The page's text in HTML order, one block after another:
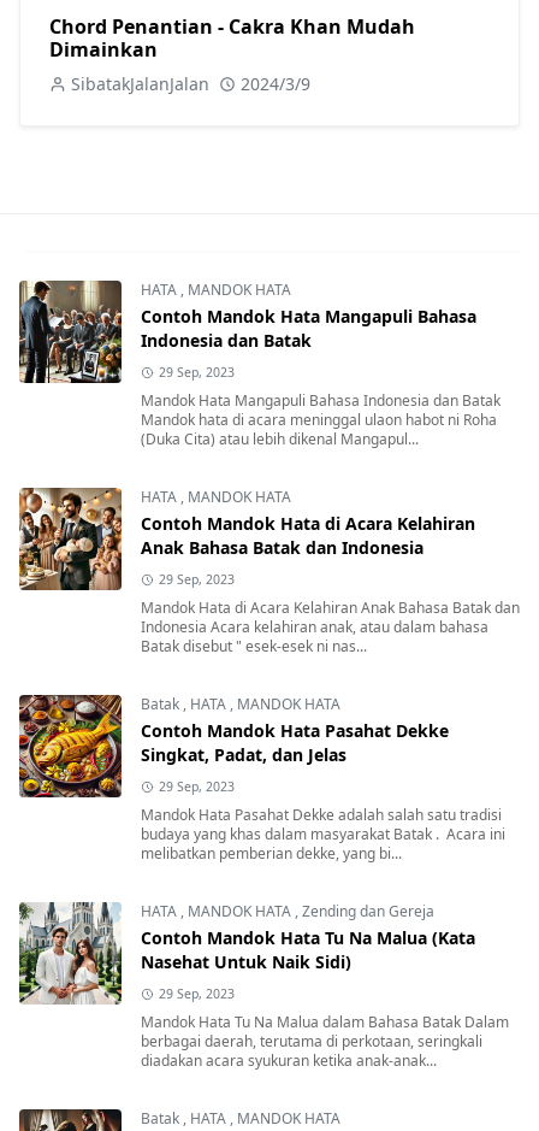
Chord Penantian - Cakra Khan Mudah
Dimainkan
SibatakJalanJalan 2024/3/9
HATA , MANDOK HATA
Contoh Mandok Hata Mangapuli Bahasa
Indonesia dan Batak
29 Sep, 2023
Mandok Hata Mangapuli Bahasa Indonesia dan Batak
Mandok hata di acara meninggal ulaon habot ni Roha
(Duka Cita) atau lebih dikenal Mangapul...
HATA , MANDOK HATA
Contoh Mandok Hata di Acara Kelahiran
Anak Bahasa Batak dan Indonesia
29 Sep, 2023
Mandok Hata di Acara Kelahiran Anak Bahasa Batak dan
Indonesia Acara kelahiran anak, atau dalam bahasa
Batak disebut " esek-esek ni nas...
Batak , HATA , MANDOK HATA
Contoh Mandok Hata Pasahat Dekke
Singkat, Padat, dan Jelas
29 Sep, 2023
Mandok Hata Pasahat Dekke adalah salah satu tradisi
budaya yang khas dalam masyarakat Batak . Acara ini
melibatkan pemberian dekke, yang bi...
HATA , MANDOK HATA ,Zending dan Gereja
Contoh Mandok Hata Tu Na Malua (Kata
Nasehat Untuk Naik Sidi)
29 Sep, 2023
Mandok Hata Tu Na Malua dalam Bahasa Batak Dalam
berbagai daerah, terutama di perkotaan, seringkali
diadakan acara syukuran ketika anak-anak...
Batak , HATA , MANDOK HATA